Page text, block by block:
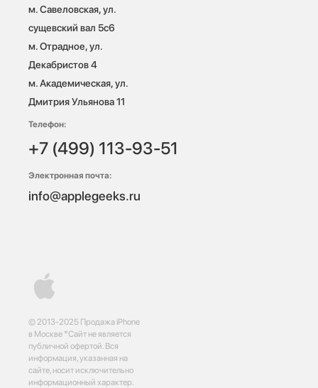
© 2013-2025 Продажа iPhone
в Москве *Сайт не является
публичной офертой. Вся
информация, указанная на
сайте, носит исключительно
информационный характер.
м. Савеловская, ул.
сущевский вал 5с6
м. Отрадное, ул.
Декабристов 4
м. Академическая, ул.
Дмитрия Ульянова 11
Телефон:
+7 (499) 113-93-51
Электронная почта:
info@applegeeks.ru